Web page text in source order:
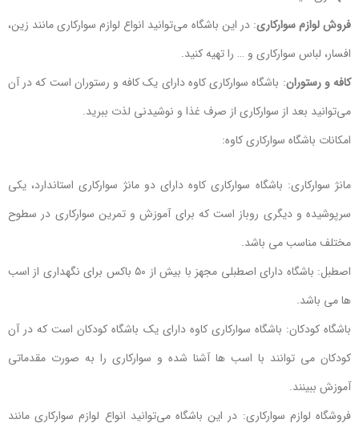
فروش لوازم سوارکاری: در این باشگاه می‌توانید انواع لوازم سوارکاری مانند زین،
افسار، لباس سوارکاری و … را تهیه کنید.
کافه و رستوران: باشگاه سوارکاری کاوه دارای یک کافه و رستوران است که در آن
می‌توانید بعد از سوارکاری از صرف غذا و نوشیدنی لذت ببرید.
امکانات باشگاه سوارکاری کاوه:
مانژ سوارکاری: باشگاه سوارکاری کاوه دارای دو مانژ سوارکاری استاندارد، یکی
سرپوشیده و دیگری روباز است که برای آموزش و تمرین سوارکاری در سطوح
مختلف مناسب می باشد.
اصطبل: باشگاه دارای اصطبلی مجهز با بیش از ۵۰ باکس برای نگهداری از اسب
ها می باشد.
باشگاه کودکان: باشگاه سوارکاری کاوه دارای یک باشگاه کودکان است که در آن
کودکان می توانند با اسب ها آشنا شده و سوارکاری را به صورت مقدماتی
آموزش ببینند.
فروشگاه لوازم سوارکاری: در این باشگاه می‌توانید انواع لوازم سوارکاری مانند